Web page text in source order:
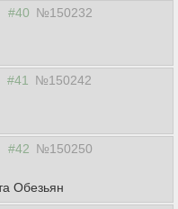
#40 №150232
#41
№150242
#42 №150250
Обезьян